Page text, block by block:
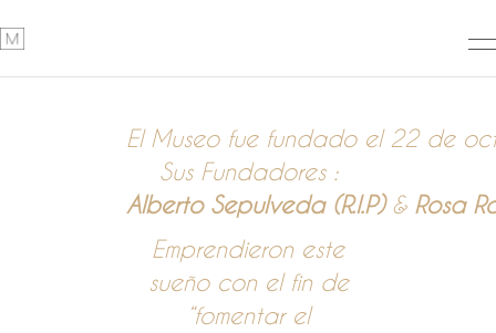
El Museo fue fundado el 22 de
Sus Fundadores :
Alberto Sepulveda (R.I.P)& Rosa
Emprendieron este
sueño con el fin de
“fomentar el